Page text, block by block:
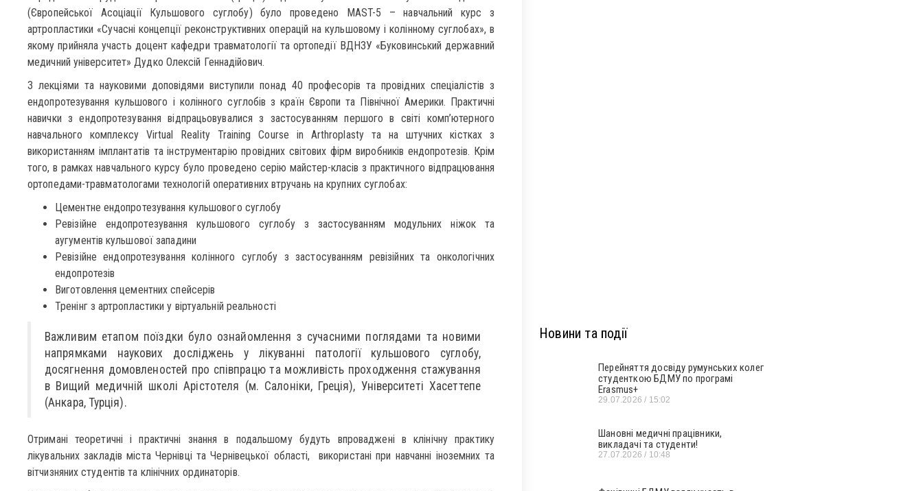
(Європейської Асоціації Кульшового суглобу) було проведено MAST-5 – навчальний курс з
артропластики «Сучасні концепції реконструктивних операцій на кульшовому і колінному суглобах», в
якому прийняла участь доцент кафедри травматології та ортопедії ВДНЗУ «Буковинський державний
медичний університет» Дудко Олексій Геннадійович.
З лекціями та науковими доповідями виступили понад 40 професорів та провідних спеціалістів з
ендопротезування кульшового і колінного суглобів з країн Європи та Північної Америки. Практичні
навички з ендопротезування відпрацьовувалися з застосуванням першого в світі комп’ютерного
навчального комплексу Virtual Reality Training Course in Arthroplasty та на штучних кістках з
використанням імплантатів та інструментарію провідних світових фірм виробників ендопротезів. Крім
того, в рамках навчального курсу було проведено серію майстер-класів з практичного відпрацювання
ортопедами-травматологами технологій оперативних втручань на крупних суглобах:
Цементне ендопротезування кульшового суглобу
Ревізійне ендопротезування кульшового суглобу з застосуванням модульних ніжок та
аугументів кульшової западини
Ревізійне ендопротезування колінного суглобу з застосуванням ревізійних та онкологічних
ендопротезів
Виготовлення цементних спейсерів
Тренінг з артропластики у віртуальній реальності
Важливим етапом поїздки було ознайомлення з сучасними поглядами та новими
напрямками наукових досліджень у лікуванні патології кульшового суглобу,
досягнення домовленостей про співпрацю та можливість проходження стажування
в Вищий медичній школі Арістотеля (м. Салоніки, Греція), Університеті Хасеттепе
(Анкара, Турція).
Отримані теоретичні і практичні знання в подальшому будуть впроваджені в клінічну практику
лікувальних закладів міста Чернівці та Чернівецької області, використані при навчанні іноземних та
вітчизняних студентів та клінічних ординаторів.
Новини та події
Перейняття досвіду румунських колег
студенткою БДМУ по програмі
Erasmus+
29.07.2026 15:02
Шановні медичні працівники,
викладачі та студенти!
27.07.2026 10:48